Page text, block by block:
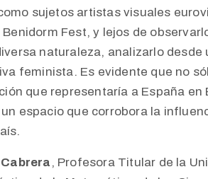
sujetos artistas visuales
Fest, y lejos de
naturaleza, analizarlo
feminista. Es evidente que no
que representaría a España
espacio que corrobora la
, Profesora Titular de la